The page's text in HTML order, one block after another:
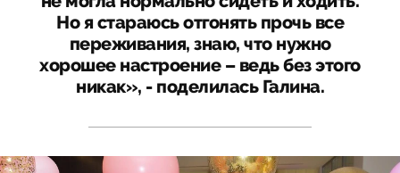
Но я стараюсь отгонять прочь все
переживания, знаю, что нужно
хорошее настроение – ведь без этого
никак», - поделилась Галина.